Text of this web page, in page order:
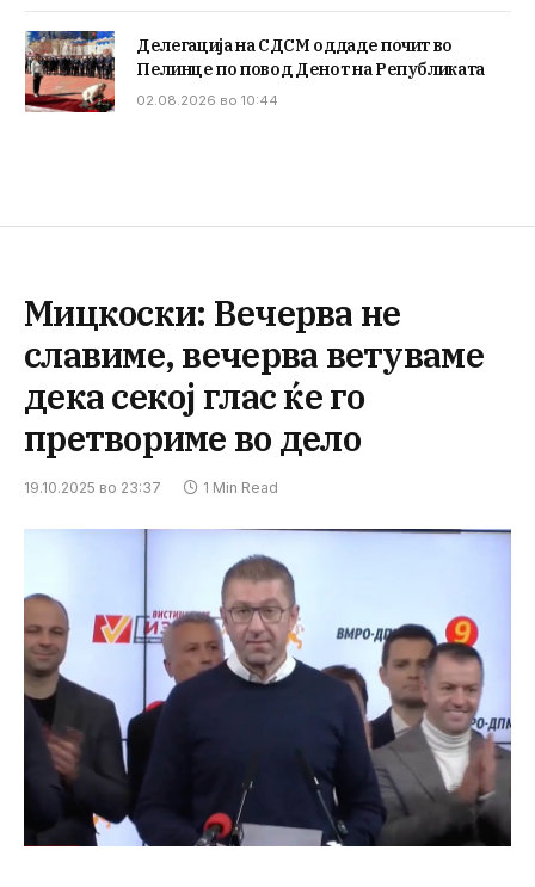
Делегација на СДСМ оддаде почит во
Пелинце по повод Денот на Републиката
02.08.2026 во 10:44
Мицкоски: Вечерва не
славиме, вечерва ветуваме
дека секој глас ќе го
претвориме во дело
19.10.2025 во 23:37 1 Min Read